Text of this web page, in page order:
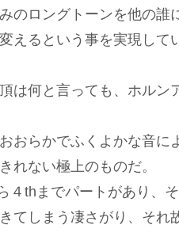
のロングトーンを他の誰
えるという事を実現して
は何と言っても、ホルン
おらかでふくよかな音に
れない極上のものだ。
thまでパートがあり、
てしまう凄さがり、それ